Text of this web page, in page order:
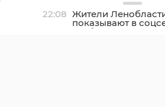
22:08 Жители
показывают в
грибные трофеи